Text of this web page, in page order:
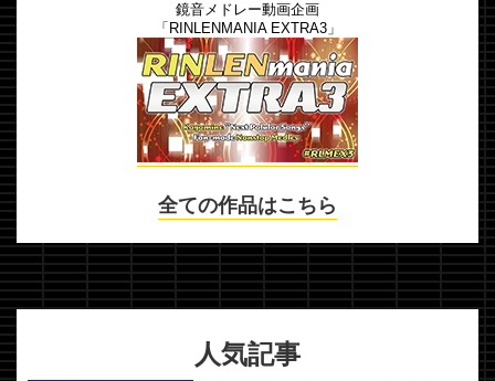
鏡音メドレー動画企画
「RINLENMANIA EXTRA3」
全ての作品はこちら
人気記事